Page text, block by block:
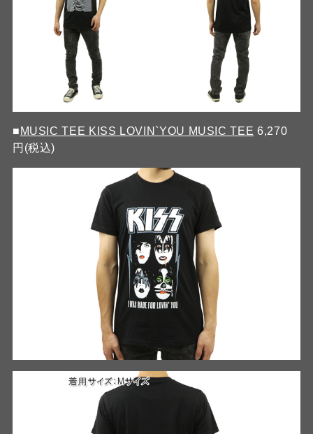
■ MUSIC TEE KISS LOVIN`YOU MUSIC TEE 6,270
円(税込)